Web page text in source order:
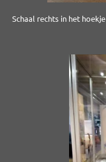
Schaal rechts in het hoekje